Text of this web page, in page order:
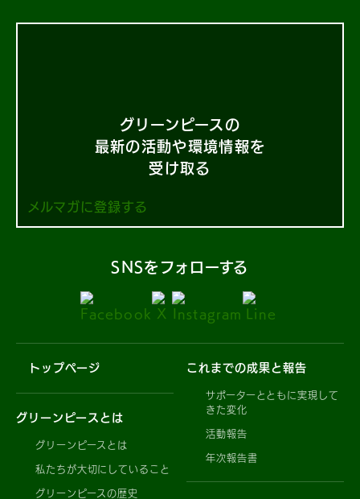
グリーンピースの
最新の活動や環境情報を
受け取る
メルマガに登録する
SNSをフォローする
トップページ
グリーンピースとは
グリーンピースとは
私たちが大切にしていること
グリーンピースの歴史
これまでの成果と報告
サポーターとともに実現して
きた変化
活動報告
年次報告書